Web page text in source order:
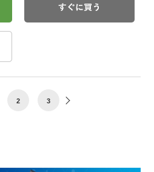
2 3